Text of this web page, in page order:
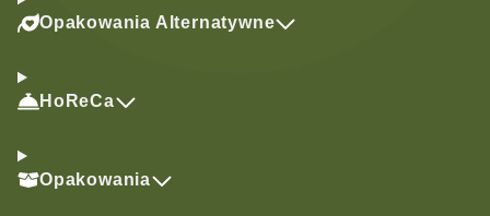
Opakowania Alternatywne
HoReCa
Opakowania